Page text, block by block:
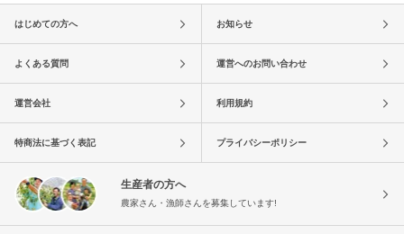
はじめての方へ お知らせ
よくある質問 運営へのお問い合わせ
運営会社 利用規約
特商法に基づく表記 プライバシーポリシー
生産者の方へ
農家さん・漁師さんを募集しています!